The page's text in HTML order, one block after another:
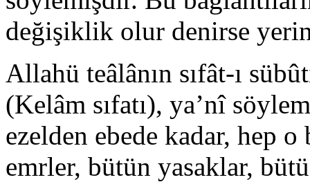
değişiklik olur denirse
Allahü teâlânın sıfât-ı
(Kelâm sıfatı), ya’nî
ezelden ebede kadar, hep
emrler, bütün yasaklar,